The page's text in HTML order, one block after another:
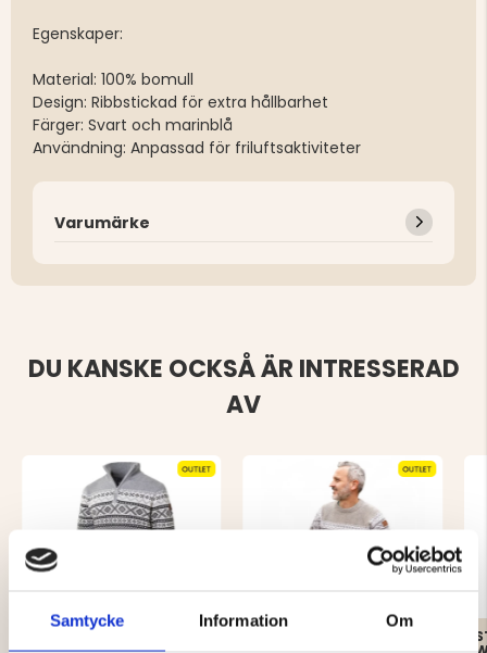
Samtycke Information Om
Egenskaper:
Material: 100% bomull
Design: Ribbstickad för extra hållbarhet
Färger: Svart och marinblå
Användning: Anpassad för friluftsaktiviteter
Varumärke
DU KANSKE OCKSÅ ÄR INTRESSERAD
AV
VINDFODRAD